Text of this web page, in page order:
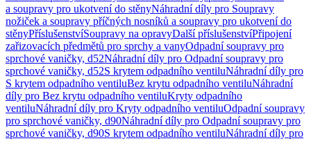
a soupravy pro ukotvení do stěnyNáhradní díly pro Soupravy
nožiček a soupravy příčných nosníků a soupravy pro ukotvení do
stěnyPříslušenstvíSoupravy na opravyDalší příslušenstvíPřipojení
zařizovacích předmětů pro sprchy a vanyOdpadní soupravy pro
sprchové vaničky, d52Náhradní díly pro Odpadní soupravy pro
sprchové vaničky, d52S krytem odpadního ventiluNáhradní díly pro
S krytem odpadního ventiluBez krytu odpadního ventiluNáhradní
díly pro Bez krytu odpadního ventiluKryty odpadního
ventiluNáhradní díly pro Kryty odpadního ventiluOdpadní soupravy
pro sprchové vaničky, d90Náhradní díly pro Odpadní soupravy pro
sprchové vaničky, d90S krytem odpadního ventiluNáhradní díly pro